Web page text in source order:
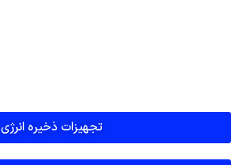
تجهیزات ذخیره انرژی